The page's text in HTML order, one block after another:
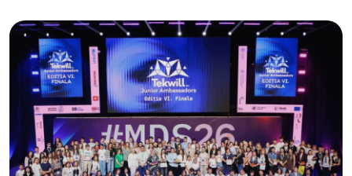
Ambassadors”